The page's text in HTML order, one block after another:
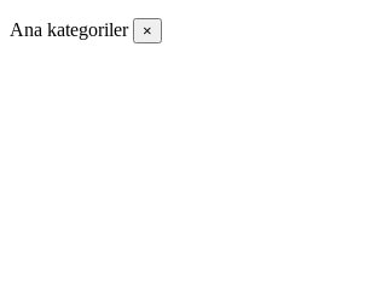
Ana kategoriler ×